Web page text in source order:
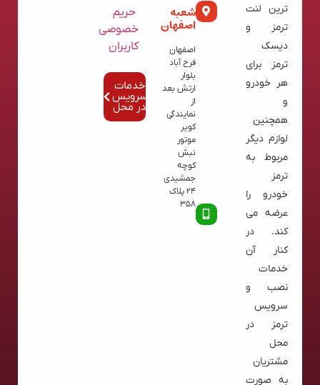
ترین لنت
ترمز و
دیسک
ترمز برای
هر خودرو
و
همچنین
لوازم دیگر
مربوط به
ترمز
خودرو را
عرضه می
کند. در
کنار آن
خدمات
نصب و
سرویس
ترمز در
محل
مشتریان
به صورت
شعبه
اصفهان
اصفهان
فرح آباد
بلوار
ارتش بعد
از
نمایندگی
کویر
موتور
نبش
کوچه
جمشیدی
24 پلاک
358
حریم
خصوصی
کاربران
خدمات
سرویس
در محل